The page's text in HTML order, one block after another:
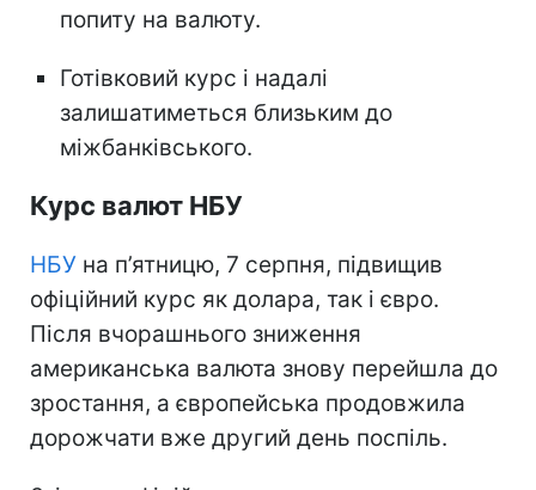
попиту на валюту.
Готівковий курс і надалі
залишатиметься близьким до
міжбанківського.
Курс валют НБУ
НБУ на п’ятницю, 7 серпня, підвищив
офіційний курс як долара, так і євро.
Після вчорашнього зниження
американська валюта знову перейшла до
зростання, а європейська продовжила
дорожчати вже другий день поспіль.